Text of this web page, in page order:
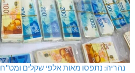
נהריה: נתפסו מאות אלפי שקלים ומט"ח